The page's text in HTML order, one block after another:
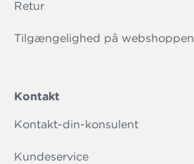
Retur
Tilgængelighed på webshoppen
Kontakt
Kontakt-din-konsulent
Kundeservice